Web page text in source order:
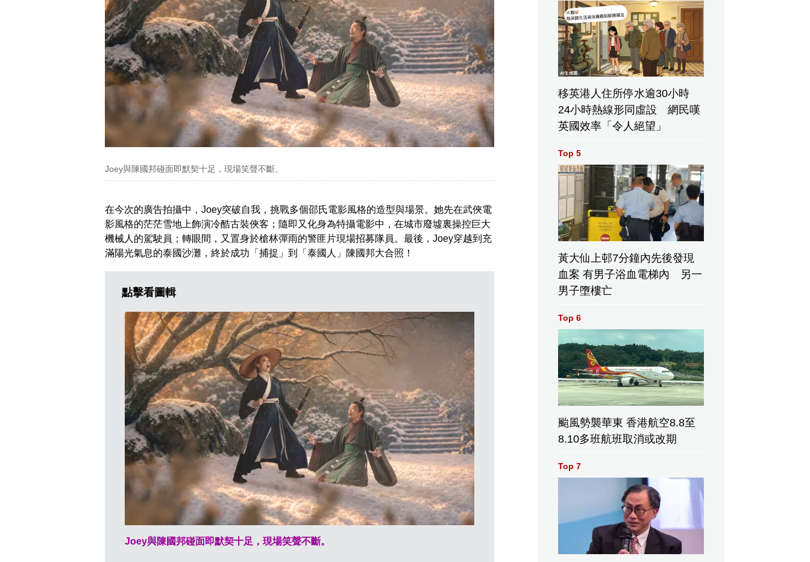
Joey與陳國邦碰面即默契十足，現場笑聲不斷。
在今次的廣告拍攝中，Joey突破自我，挑戰多個邵氏電影風格的造型與場景。她先在武俠電
影風格的茫茫雪地上飾演冷酷古裝俠客；隨即又化身為特攝電影中，在城市廢墟裏操控巨大
機械人的駕駛員；轉眼間，又置身於槍林彈雨的警匪片現場招募隊員。最後，Joey穿越到充
滿陽光氣息的泰國沙灘，終於成功「捕捉」到「泰國人」陳國邦大合照！
點擊看圖輯
Joey與陳國邦碰面即默契十足，現場笑聲不斷。 Joey以冷酷古裝俠客造型驚喜報到。
移英港人住所停水逾30小時
24小時熱線形同虛設 網民嘆
英國效率「令人絕望」
Top 5
黃大仙上邨7分鐘內先後發現
血案 有男子浴血電梯內 另一
男子墮樓亡
Top 6
颱風勢襲華東 香港航空8.8至
8.10多班航班取消或改期
Top 7